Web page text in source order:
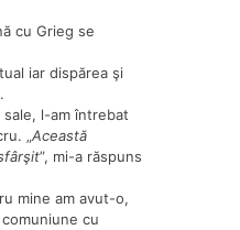
cu Grieg se
iar dispărea şi
sale, l-am întrebat
„Această
”, mi-a răspuns
mine am avut-o,
cu